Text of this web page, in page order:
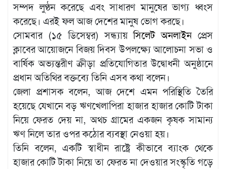
সম্পদ লুণ্ঠন করেছে এবং সাধারণ মানুষের ভাগ্য ধ্বংস
করেছে। এরই ফল আজ দেশের মানুষ ভোগ করছে।
সোমবার (১৫ ডিসেম্বর) সন্ধ্যায়সিলেট অনলাইনপ্রেস
ক্লাবের আয়োজনে বিজয় দিবস উপলক্ষ্যে আলোচনা সভা ও
বার্ষিক অভ্যন্তরীণ ক্রীড়া প্রতিযোগিতার উদ্বোধনী অনুষ্ঠানে
প্রধান অতিথির বক্তব্যে তিনি এসব কথা বলেন।
জেলা প্রশাসক বলেন, আজ দেশে এমন পরিস্থিতি তৈরি
হয়েছে যেখানে বড় ঋণখেলাপিরা হাজার হাজার কোটি টাকা
নিয়ে ফেরত দেয় না, অথচ গ্রামের একজন কৃষক সামান্য
ঋণ নিলে তার ওপর কঠোর ব্যবস্থা নেওয়া হয়।
তিনি বলেন, একটি স্বাধীন রাষ্ট্রে কীভাবে ব্যাংক থেকে
হাজার কোটি টাকা নিয়ে তা ফেরত না দেওয়ার সংস্কৃতি গড়ে